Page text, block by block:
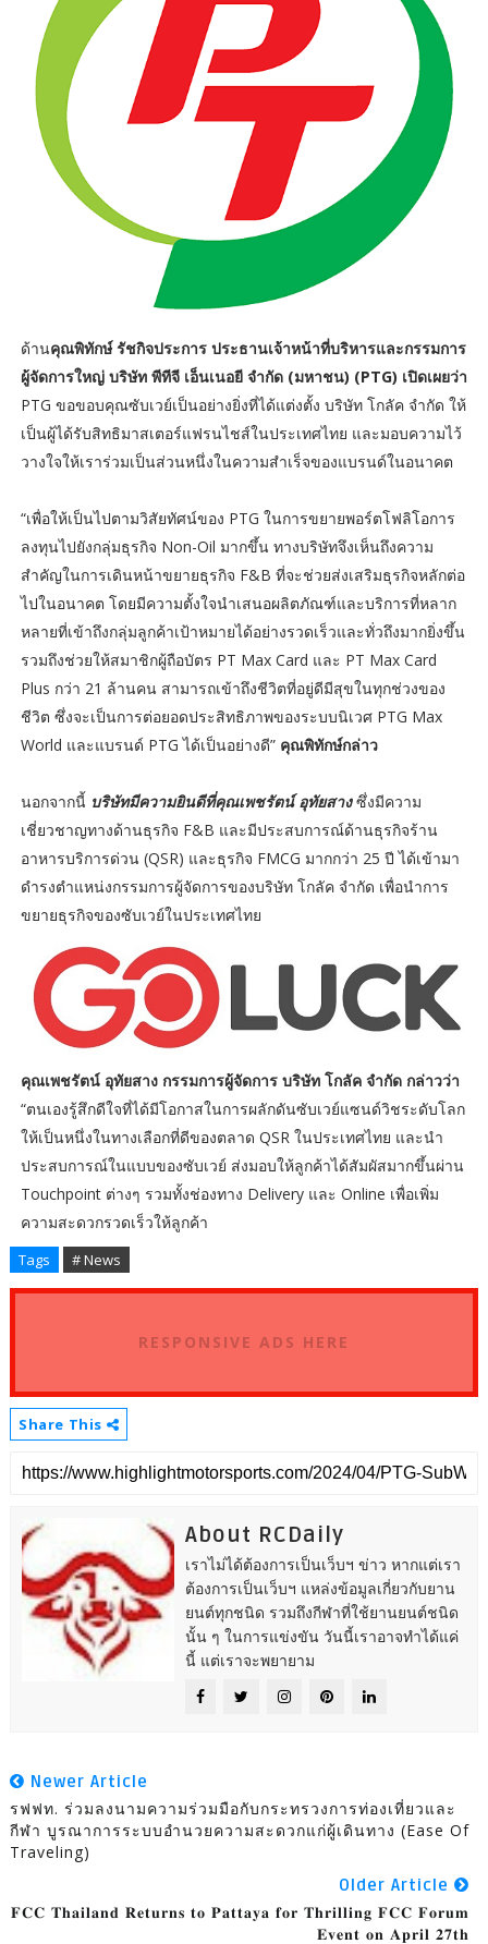
ด้านคุณพิทักษ์ รัชกิจประการ ประธานเจ้าหน้าที่บริหารและกรรมการ
ผู้จัดการใหญ่ บริษัท พีทีจี เอ็นเนอยี จำกัด (มหาชน) (PTG) เปิดเผยว่า
PTG ขอขอบคุณซับเวย์เป็นอย่างยิ่งที่ได้แต่งตั้ง บริษัท โกลัค จำกัด ให้
เป็นผู้ได้รับสิทธิมาสเตอร์แฟรนไชส์ในประเทศไทย และมอบความไว้
วางใจให้เราร่วมเป็นส่วนหนึ่งในความสำเร็จของแบรนด์ในอนาคต
“เพื่อให้เป็นไปตามวิสัยทัศน์ของ PTG ในการขยายพอร์ตโฟลิโอการ
ลงทุนไปยังกลุ่มธุรกิจ Non-Oil มากขึ้น ทางบริษัทจึงเห็นถึงความ
สำคัญในการเดินหน้าขยายธุรกิจ F&B ที่จะช่วยส่งเสริมธุรกิจหลักต่อ
ไปในอนาคต โดยมีความตั้งใจนำเสนอผลิตภัณฑ์และบริการที่หลาก
หลายที่เข้าถึงกลุ่มลูกค้าเป้าหมายได้อย่างรวดเร็วและทั่วถึงมากยิ่งขึ้น
รวมถึงช่วยให้สมาชิกผู้ถือบัตร PT Max Card และ PT Max Card
Plus กว่า 21 ล้านคน สามารถเข้าถึงชีวิตที่อยู่ดีมีสุขในทุกช่วงของ
ชีวิต ซึ่งจะเป็นการต่อยอดประสิทธิภาพของระบบนิเวศ PTG Max
World และแบรนด์ PTG ได้เป็นอย่างดี” คุณพิทักษ์กล่าว
นอกจากนี้ บริษัทมีความยินดีที่คุณเพชรัตน์ อุทัยสางซึ่งมีความ
เชี่ยวชาญทางด้านธุรกิจ F&B และมีประสบการณ์ด้านธุรกิจร้าน
อาหารบริการด่วน (QSR) และธุรกิจ FMCG มากกว่า 25 ปี ได้เข้ามา
ดำรงตำแหน่งกรรมการผู้จัดการของบริษัท โกลัค จำกัด เพื่อนำการ
ขยายธุรกิจของซับเวย์ในประเทศไทย
คุณเพชรัตน์ อุทัยสาง กรรมการผู้จัดการ บริษัท โกลัค จำกัด กล่าวว่า
“ตนเองรู้สึกดีใจที่ได้มีโอกาสในการผลักดันซับเวย์แซนด์วิชระดับโลก
ให้เป็นหนึ่งในทางเลือกที่ดีของตลาด QSR ในประเทศไทย และนำ
ประสบการณ์ในแบบของซับเวย์ ส่งมอบให้ลูกค้าได้สัมผัสมากขึ้นผ่าน
Touchpoint ต่างๆ รวมทั้งช่องทาง Delivery และ Online เพื่อเพิ่ม
ความสะดวกรวดเร็วให้ลูกค้า
Tags # News
RESPONSIVE ADS HERE
Share This
About RCDaily
เราไม่ได้ต้องการเป็นเว็บฯ ข่าว หากแต่เรา
ต้องการเป็นเว็บฯ แหล่งข้อมูลเกี่ยวกับยาน
ยนต์ทุกชนิด รวมถึงกีฬาที่ใช้ยานยนต์ชนิด
นั้น ๆ ในการแข่งขัน วันนี้เราอาจทำได้แค่
นี้ แต่เราจะพยายาม
Newer Article
รฟฟท. ร่วมลงนามความร่วมมือกับกระทรวงการท่องเที่ยวและ
กีฬา บูรณาการระบบอำนวยความสะดวกแก่ผู้เดินทาง (Ease Of
Traveling)
Older Article
𝐅𝐂𝐂 𝐓𝐡𝐚𝐢𝐥𝐚𝐧𝐝 𝐑𝐞𝐭𝐮𝐫𝐧𝐬 𝐭𝐨 𝐏𝐚𝐭𝐭𝐚𝐲𝐚 𝐟𝐨𝐫 𝐓𝐡𝐫𝐢𝐥𝐥𝐢𝐧𝐠 𝐅𝐂𝐂 𝐅𝐨𝐫𝐮𝐦
𝐄𝐯𝐞𝐧𝐭 𝐨𝐧 𝐀𝐩𝐫𝐢𝐥 𝟐𝟕𝐭𝐡